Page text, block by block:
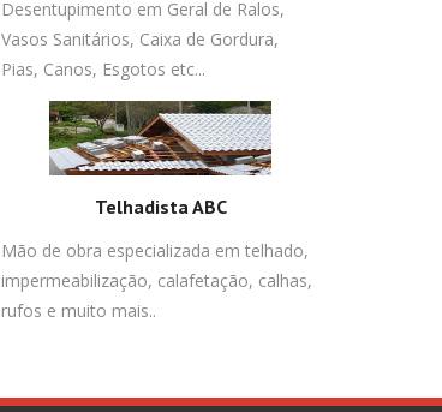
Desentupimento em Geral de Ralos,
Vasos Sanitários, Caixa de Gordura,
Pias, Canos, Esgotos etc...
Telhadista ABC
Mão de obra especializada em telhado,
impermeabilização, calafetação, calhas,
rufos e muito mais..